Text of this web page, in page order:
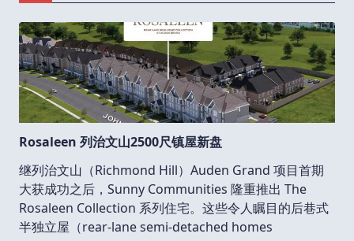
Rosaleen 列治文山2500尺镇屋新盘
继列治文山（Richmond Hill）Auden Grand 项目首期
大获成功之后，Sunny Communities 隆重推出 The
Rosaleen Collection 系列住宅。这些令人瞩目的后巷式
半独立屋（rear-lane semi-detached homes